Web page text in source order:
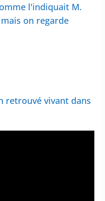
l'indiquait M.
on regarde
retrouvé vivant dans